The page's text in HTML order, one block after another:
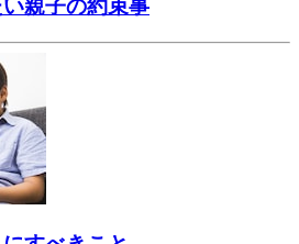
親子の約束事